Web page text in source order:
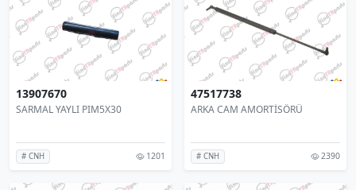
13907670
SARMAL YAYLI PIM5X30
# CNH 1201
47517738
ARKA CAM AMORTİSÖRÜ
# CNH 2390